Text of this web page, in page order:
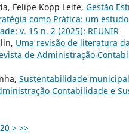
Felipe Kopp Leite, Gestão
como Prática: um
v. 15 n. 2 (2025): REUNIR
Uma revisão de literatura
de Administração
Sustentabilidade
Contabilidade e
20 > >>